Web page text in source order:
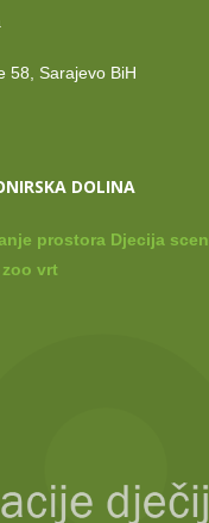
58, Sarajevo BiH
DOLINA
prostora Djecija
vrt